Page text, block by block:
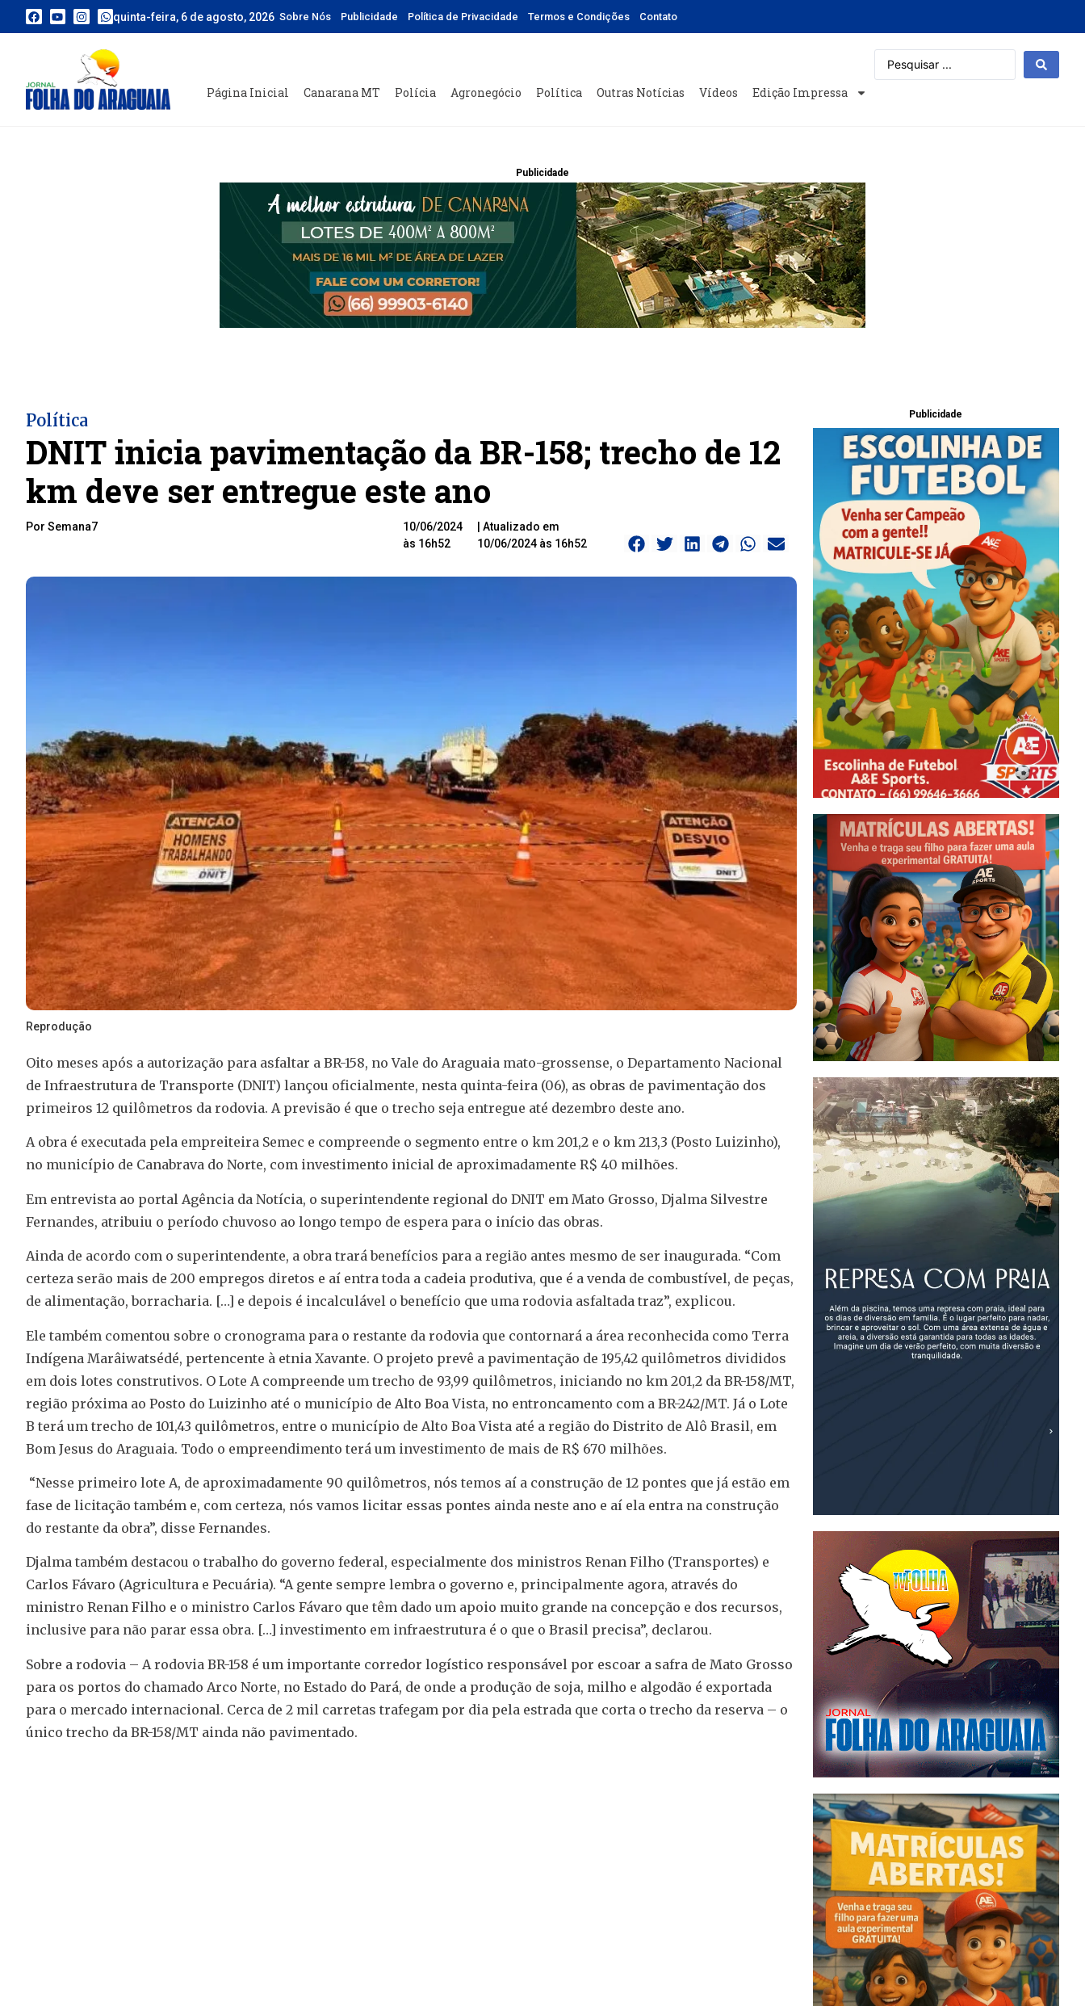
quinta-feira, 6 de agosto, 2026 Sobre Nós Publicidade Política de Privacidade Termos e Condições Contato
Página Inicial Canarana MT Polícia Agronegócio Política Outras Notícias Vídeos Edição Impressa
Publicidade
Política
DNIT inicia pavimentação da BR-158; trecho de 12
km deve ser entregue este ano
Por Semana7
10/06/2024
às 16h52
| Atualizado em
10/06/2024 às 16h52
Reprodução
Oito meses após a autorização para asfaltar a BR-158, no Vale do Araguaia mato-grossense, o Departamento Nacional
de Infraestrutura de Transporte (DNIT) lançou oficialmente, nesta quinta-feira (06), as obras de pavimentação dos
primeiros 12 quilômetros da rodovia. A previsão é que o trecho seja entregue até dezembro deste ano.
A obra é executada pela empreiteira Semec e compreende o segmento entre o km 201,2 e o km 213,3 (Posto Luizinho),
no município de Canabrava do Norte, com investimento inicial de aproximadamente R$ 40 milhões.
Em entrevista ao portal Agência da Notícia, o superintendente regional do DNIT em Mato Grosso, Djalma Silvestre
Fernandes, atribuiu o período chuvoso ao longo tempo de espera para o início das obras.
Ainda de acordo com o superintendente, a obra trará benefícios para a região antes mesmo de ser inaugurada. “Com
certeza serão mais de 200 empregos diretos e aí entra toda a cadeia produtiva, que é a venda de combustível, de peças,
de alimentação, borracharia. […] e depois é incalculável o benefício que uma rodovia asfaltada traz”, explicou.
Ele também comentou sobre o cronograma para o restante da rodovia que contornará a área reconhecida como Terra
Indígena Marâiwatsédé, pertencente à etnia Xavante. O projeto prevê a pavimentação de 195,42 quilômetros divididos
em dois lotes construtivos. O Lote A compreende um trecho de 93,99 quilômetros, iniciando no km 201,2 da BR-158/MT,
região próxima ao Posto do Luizinho até o município de Alto Boa Vista, no entroncamento com a BR-242/MT. Já o Lote
B terá um trecho de 101,43 quilômetros, entre o município de Alto Boa Vista até a região do Distrito de Alô Brasil, em
Bom Jesus do Araguaia. Todo o empreendimento terá um investimento de mais de R$ 670 milhões.
“Nesse primeiro lote A, de aproximadamente 90 quilômetros, nós temos aí a construção de 12 pontes que já estão em
fase de licitação também e, com certeza, nós vamos licitar essas pontes ainda neste ano e aí ela entra na construção
do restante da obra”, disse Fernandes.
Djalma também destacou o trabalho do governo federal, especialmente dos ministros Renan Filho (Transportes) e
Carlos Fávaro (Agricultura e Pecuária). “A gente sempre lembra o governo e, principalmente agora, através do
ministro Renan Filho e o ministro Carlos Fávaro que têm dado um apoio muito grande na concepção e dos recursos,
inclusive para não parar essa obra. […] investimento em infraestrutura é o que o Brasil precisa”, declarou.
Sobre a rodovia – A rodovia BR-158 é um importante corredor logístico responsável por escoar a safra de Mato Grosso
para os portos do chamado Arco Norte, no Estado do Pará, de onde a produção de soja, milho e algodão é exportada
para o mercado internacional. Cerca de 2 mil carretas trafegam por dia pela estrada que corta o trecho da reserva – o
único trecho da BR-158/MT ainda não pavimentado.
Publicidade